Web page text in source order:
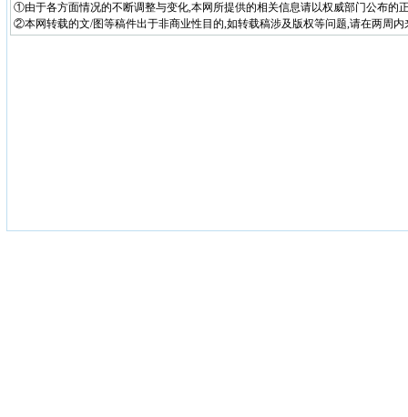
①由于各方面情况的不断调整与变化,本网所提供的相关信息请以权威部门公布的
②本网转载的文/图等稿件出于非商业性目的,如转载稿涉及版权等问题,请在两周内